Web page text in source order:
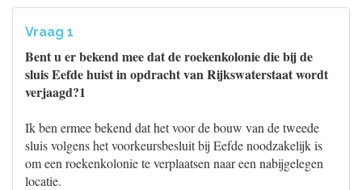
Vraag 1
Bent u er bekend mee dat de roekenkolonie die bij de
sluis Eefde huist in opdracht van Rijkswaterstaat wordt
verjaagd?1
Ik ben ermee bekend dat het voor de bouw van de tweede
sluis volgens het voorkeursbesluit bij Eefde noodzakelijk is
om een roekenkolonie te verplaatsen naar een nabijgelegen
locatie.